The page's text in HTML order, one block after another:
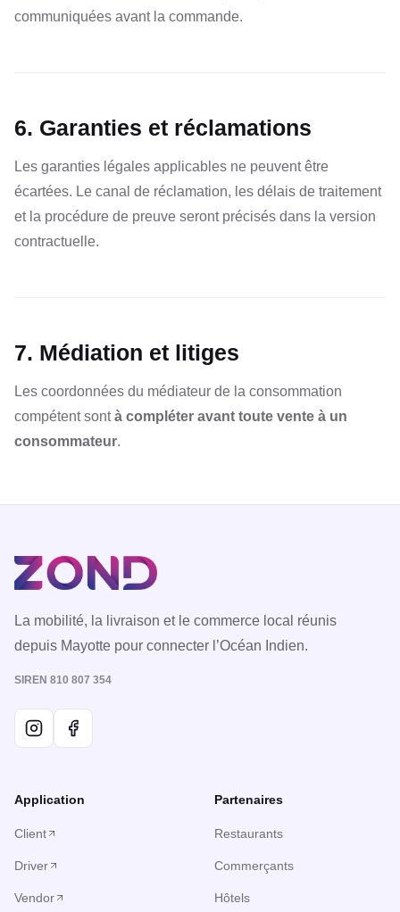
communiquées avant la commande.
6. Garanties et réclamations
Les garanties légales applicables ne peuvent être
écartées. Le canal de réclamation, les délais de traitement
et la procédure de preuve seront précisés dans la version
contractuelle.
7. Médiation et litiges
Les coordonnées du médiateur de la consommation
compétent sontà compléter avant toute vente à un
consommateur.
La mobilité, la livraison et le commerce local réunis
depuis Mayotte pour connecter l’Océan Indien.
SIREN 810 807 354
Application
Client
Driver
Vendor
Partenaires
Restaurants
Commerçants
Hôtels